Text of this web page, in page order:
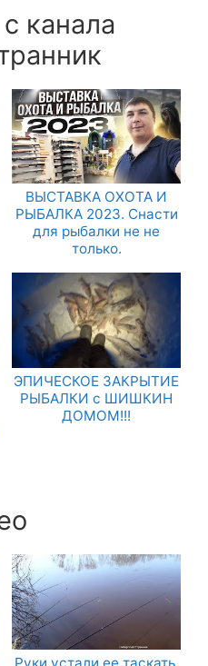
канала
ВЫСТАВКА ОХОТА И
РЫБАЛКА 2023. Снасти
для рыбалки не не
только.
ЭПИЧЕСКОЕ ЗАКРЫТИЕ
РЫБАЛКИ с ШИШКИН
ДОМОМ!!!
Руки устали ее таскать.